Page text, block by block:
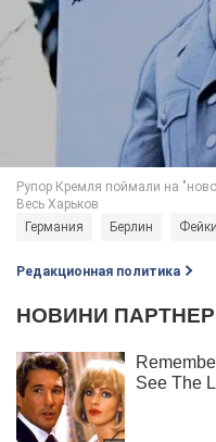
Германия Берлин
Редакционная политика